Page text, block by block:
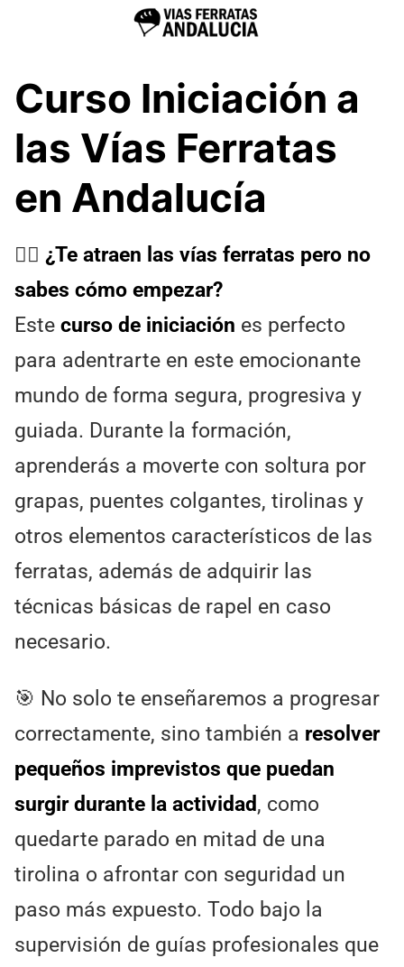
Curso Iniciación a
las Vías Ferratas
en Andalucía
🧗‍♀️ ¿Te atraen las vías ferratas pero no
sabes cómo empezar?
Este curso de iniciación es perfecto
para adentrarte en este emocionante
mundo de forma segura, progresiva y
guiada. Durante la formación,
aprenderás a moverte con soltura por
grapas, puentes colgantes, tirolinas y
otros elementos característicos de las
ferratas, además de adquirir las
técnicas básicas de rapel en caso
necesario.
🎯 No solo te enseñaremos a progresar
correctamente, sino también a resolver
pequeños imprevistos que puedan
surgir durante la actividad, como
quedarte parado en mitad de una
tirolina o afrontar con seguridad un
paso más expuesto. Todo bajo la
supervisión de guías profesionales que